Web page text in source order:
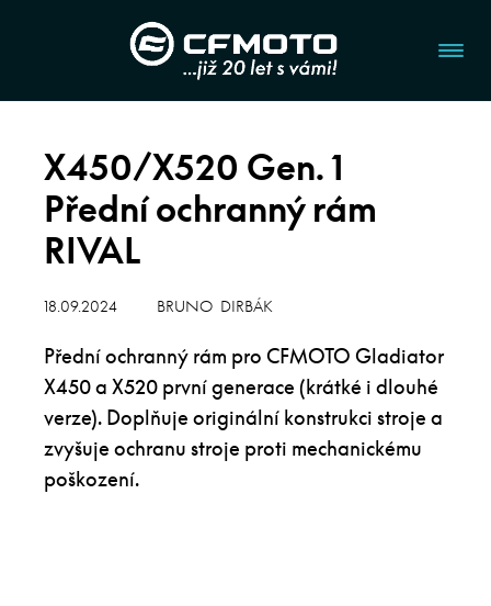
X450/X520 Gen. 1
Přední ochranný rám
RIVAL
18.09.2024 BRUNO DIRBÁK
Přední ochranný rám pro CFMOTO Gladiator
X450 a X520 první generace (krátké i dlouhé
verze). Doplňuje originální konstrukci stroje a
zvyšuje ochranu stroje proti mechanickému
poškození.